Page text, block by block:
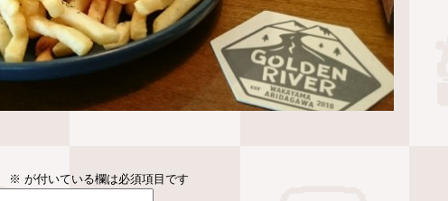
※ が付いている欄は必須項目です